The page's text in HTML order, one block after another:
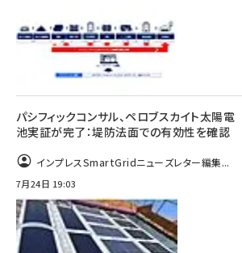
パシフィックコンサル、ペロブスカイト太陽電
池実証が完了：堤防法面での有効性を確認
インプレスSmartGridニューズレター編集...
7月24日 19:03